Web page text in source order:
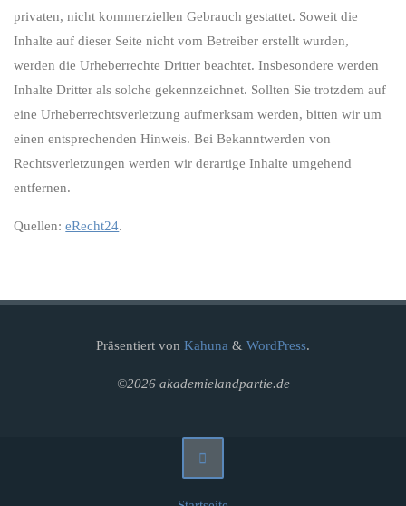
privaten, nicht kommerziellen Gebrauch gestattet. Soweit die
Inhalte auf dieser Seite nicht vom Betreiber erstellt wurden,
werden die Urheberrechte Dritter beachtet. Insbesondere werden
Inhalte Dritter als solche gekennzeichnet. Sollten Sie trotzdem auf
eine Urheberrechtsverletzung aufmerksam werden, bitten wir um
einen entsprechenden Hinweis. Bei Bekanntwerden von
Rechtsverletzungen werden wir derartige Inhalte umgehend
entfernen.
Quellen:eRecht24.
Präsentiert von Kahuna & WordPress.
©2026 akademielandpartie.de